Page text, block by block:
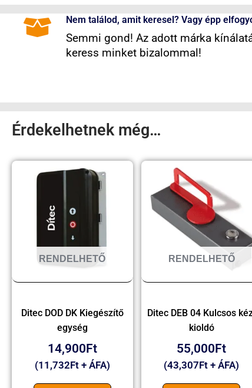
Nem találod, amit keresel? Vagy épp
Semmi gond! Az adott márka
keress minket bizalommal!
Érdekelhetnek még…
RENDELHETŐ
Ditec DOD DK Kiegészítő
egység
14,900Ft
(11,732Ft+ ÁFA)
RENDELHETŐ
Ditec DEB 04 Kulcsos
kioldó
55,000Ft
(43,307Ft + ÁFA)